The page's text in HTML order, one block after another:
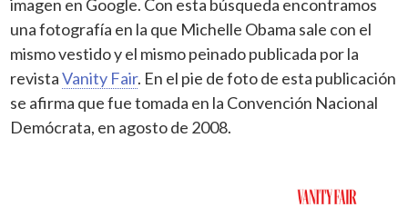
imagen en Google. Con esta búsqueda encontramos
una fotografía en la que Michelle Obama sale con el
mismo vestido y el mismo peinado publicada por la
revistaVanity Fair. En el pie de foto de esta publicación
se afirma que fue tomada en la Convención Nacional
Demócrata, en agosto de 2008.